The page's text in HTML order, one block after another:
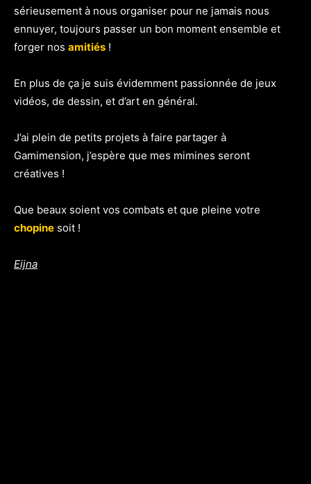
sérieusement à nous organiser pour ne jamais nous
ennuyer, toujours passer un bon moment ensemble et
forger nos amitiés !
En plus de ça je suis évidemment passionnée de jeux
vidéos, de dessin, et d’art en général.
J’ai plein de petits projets à faire partager à
Gamimension, j’espère que mes mimines seront
créatives !
Que beaux soient vos combats et que pleine votre
chopine soit !
Eijna